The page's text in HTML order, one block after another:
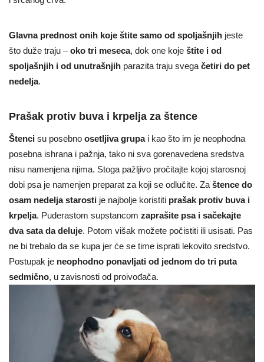
Glavna prednost onih koje štite samo od spoljašnjih jeste
što duže traju –oko tri meseca, dok one koje štite i od
spoljašnjih i od unutrašnjih parazita traju svega četiri do pet
nedelja.
Prašak protiv buva i krpelja za štence
Štenci su posebno osetljiva grupai kao što im je neophodna
posebna ishrana i pažnja, tako ni sva gorenavedena sredstva
nisu namenjena njima. Stoga pažljivo pročitajte kojoj starosnoj
dobi psa je namenjen preparat za koji se odlučite. Za štence do
osam nedelja starosti je najbolje koristiti prašak protiv buva i
krpelja. Puderastom supstancom zaprašite psa i sačekajte
dva sata da deluje. Potom višak možete počistiti ili usisati. Pas
ne bi trebalo da se kupa jer će se time isprati lekovito sredstvo.
Postupak je neophodno ponavljati od jednom do tri puta
sedmično, u zavisnosti od proivođača.